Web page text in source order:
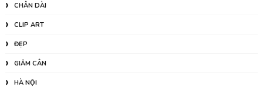
CHÂN DÀI
CLIP ART
ĐẸP
GIẢM CÂN
HÀ NỘI